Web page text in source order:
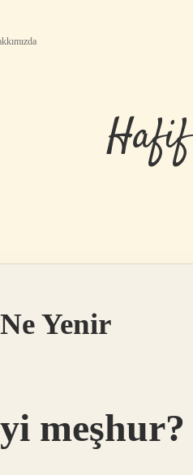
Hafif
Yenir
meşhur?